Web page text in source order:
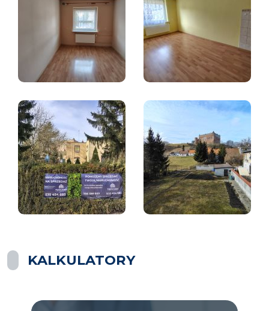
KALKULATORY